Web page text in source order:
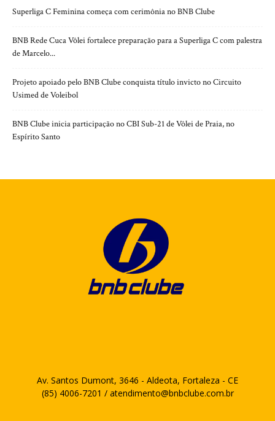
Superliga C Feminina começa com cerimônia no BNB Clube
BNB Rede Cuca Vôlei fortalece preparação para a Superliga C com palestra
de Marcelo...
Projeto apoiado pelo BNB Clube conquista título invicto no Circuito
Usimed de Voleibol
BNB Clube inicia participação no CBI Sub-21 de Vôlei de Praia, no
Espírito Santo
Av. Santos Dumont, 3646 - Aldeota, Fortaleza - CE
(85) 4006-7201 / atendimento@bnbclube.com.br